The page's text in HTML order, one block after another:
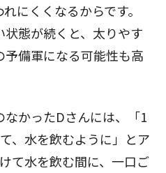
にくくなるからです。
態が続くと、太りやす
備軍になる可能性も高
かったDさんには、「1
、水を飲むように」とア
て水を飲む間に、一口ご